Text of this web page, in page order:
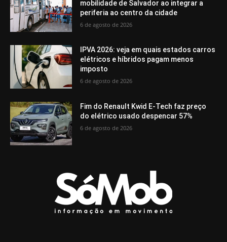
mobilidade de Salvador ao integrar a
periferia ao centro da cidade
6 de agosto de 2026
IPVA 2026: veja em quais estados carros
elétricos e híbridos pagam menos
imposto
6 de agosto de 2026
Fim do Renault Kwid E-Tech faz preço
do elétrico usado despencar 57%
6 de agosto de 2026